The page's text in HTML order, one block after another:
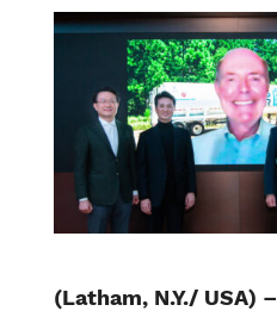
(Latham, N.Y./ USA) –